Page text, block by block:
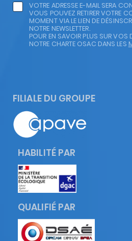
VOTRE ADRESSE E-MAIL SERA
VOUS POUVEZ RETIRER VOTRE
MOMENT VIA LE LIEN DE
NOTRE NEWSLETTER.
POUR EN SAVOIR PLUS SUR VOS
NOTRE CHARTE OSAC DANS LES
FILIALE DU GROUPE
HABILITÉ PAR
QUALIFIÉ PAR